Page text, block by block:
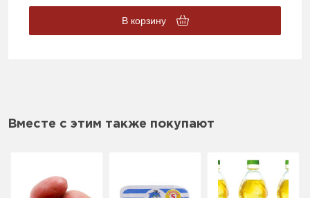
В корзину
Вместе с этим также покупают